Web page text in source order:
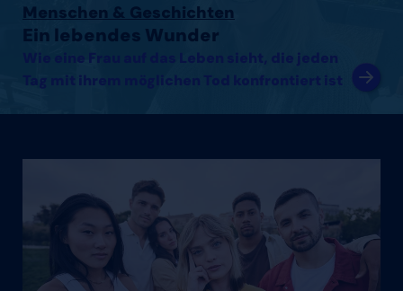
Menschen & Geschichten
Ein lebendes Wunder
Wie eine Frau auf das Leben sieht, die jeden
Tag mit ihrem möglichen Tod konfrontiert ist